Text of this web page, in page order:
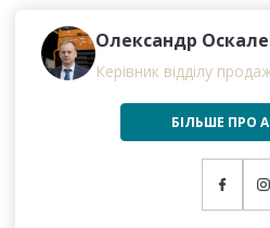
Олександр
Керівник відділу
БІЛЬШЕ ПРО